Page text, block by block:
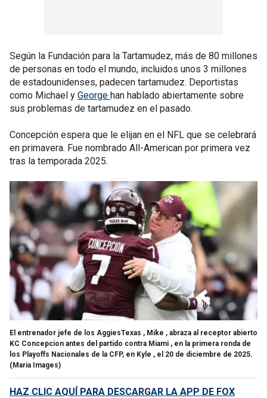
Según la Fundación para la Tartamudez, más de 80 millones
de personas en todo el mundo, incluidos unos 3 millones
de estadounidenses, padecen tartamudez. Deportistas
como Michael y George han hablado abiertamente sobre
sus problemas de tartamudez en el pasado.
Concepción espera que le elijan en el NFL que se celebrará
en primavera. Fue nombrado All-American por primera vez
tras la temporada 2025.
El entrenador jefe de los AggiesTexas , Mike , abraza al receptor abierto
KC Concepcion antes del partido contra Miami , en la primera ronda de
los Playoffs Nacionales de la CFP, en Kyle , el 20 de diciembre de 2025.
(Maria Images)
HAZ CLIC AQUÍ PARA DESCARGAR LA APP DE FOX